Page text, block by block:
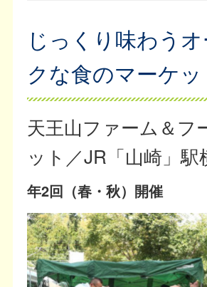
じっくり味わう
クな食のマーケッ
天王山ファーム＆フ
ット／JR「山崎」駅
年2回（春・秋）開催